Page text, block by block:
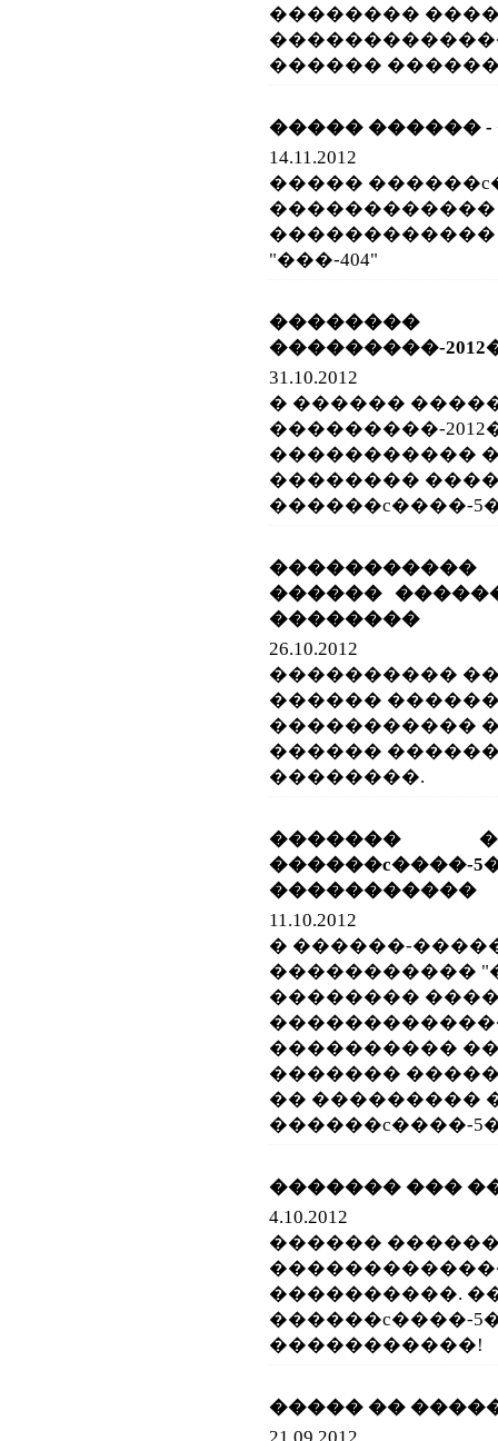
��������
������
����� ������ -
14.11.2012
�����
������������
"���-404"
���������-
31.10.2012
� ������
���������-
�����������
��������
������c����-
������
��������
26.10.2012
����������
������
�����������
������
��������.
�������
�����������
11.10.2012
� ������-
�����������
��������
����������
�������
�� ���������
������c����-
������� ���
4.10.2012
������
����������.
������c����-
�����������!
����� ��